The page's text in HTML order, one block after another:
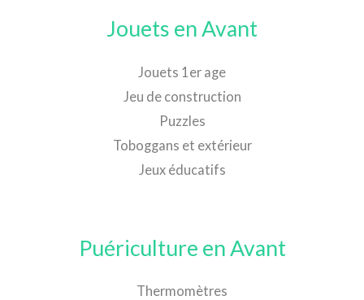
Jouets en Avant
Jouets 1er age
Jeu de construction
Puzzles
Toboggans et extérieur
Jeux éducatifs
Puériculture en Avant
Thermomètres